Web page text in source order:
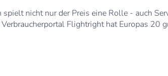
spielt nicht nur der Preis eine Rolle - auch
Verbraucherportal Flightright hat Europas 20